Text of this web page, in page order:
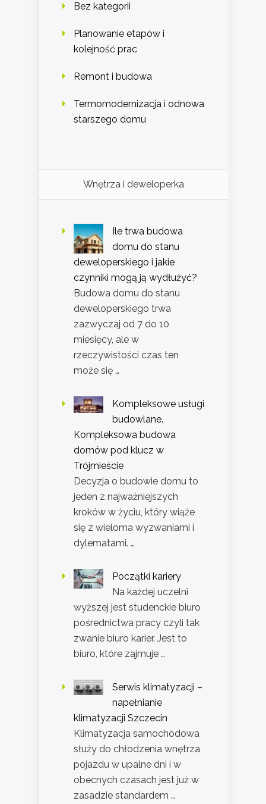
Bez kategorii
Planowanie etapów i
kolejność prac
Remont i budowa
Termomodernizacja i odnowa
starszego domu
Wnętrza i deweloperka
Ile trwa budowa
domu do stanu
deweloperskiego i jakie
czynniki mogą ją wydłużyć?
Budowa domu do stanu
deweloperskiego trwa
zazwyczaj od 7 do 10
miesięcy, ale w
rzeczywistości czas ten
może się …
Kompleksowe usługi
budowlane.
Kompleksowa budowa
domów pod klucz w
Trójmieście
Decyzja o budowie domu to
jeden z najważniejszych
kroków w życiu, który wiąże
się z wieloma wyzwaniami i
dylematami. …
Początki kariery
Na każdej uczelni
wyższej jest studenckie biuro
pośrednictwa pracy czyli tak
zwanie biuro karier. Jest to
biuro, które zajmuje …
Serwis klimatyzacji –
napełnianie
klimatyzacji Szczecin
Klimatyzacja samochodowa
służy do chłodzenia wnętrza
pojazdu w upalne dni i w
obecnych czasach jest już w
zasadzie standardem …